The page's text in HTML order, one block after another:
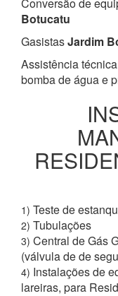
Botucatu
GasistasJardim
Assistência
bomba de água e
1) Teste de
2) Tubulações
3) Central de Gás
(válvula de de
4) Instalações de
lareiras, para